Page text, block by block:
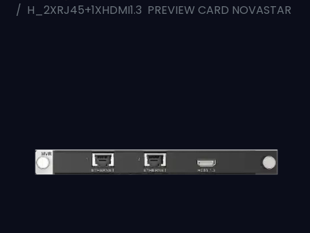
H_2XRJ45+1XHDMI1.3 PREVIEW CARD NOVASTAR